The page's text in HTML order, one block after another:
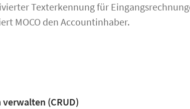
Texterkennung für
MOCO den Accountinhaber.
verwalten (CRUD)